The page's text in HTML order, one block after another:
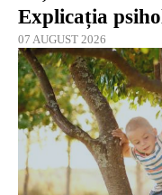
Explicația
07 AUGUST 2026